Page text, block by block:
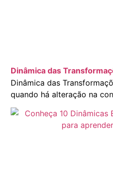
Dinâmica das
Dinâmica das
quando há alteração na